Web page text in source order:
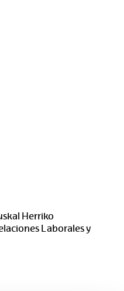
Herriko
Laborales y